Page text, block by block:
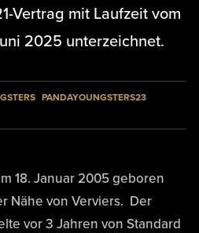
Vertrag mit Laufzeit vom
2025 unterzeichnet.
PANDAYOUNGSTERS23
18. Januar 2005 geboren
Nähe von Verviers. Der
vor 3 Jahren von Standard